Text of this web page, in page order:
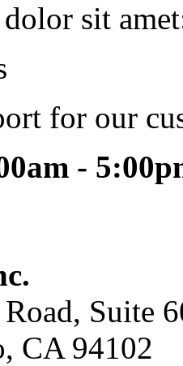
sit
for our
-
Suite
CA 94102